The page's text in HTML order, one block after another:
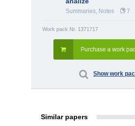
Summaries, Notes 7
Work pack Nr. 1371717
Purchase a work
Show work
Similar papers